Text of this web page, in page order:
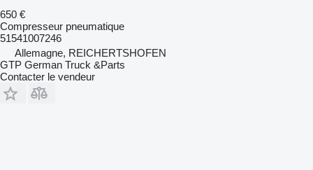
650 €
Compresseur pneumatique
51541007246
Allemagne, REICHERTSHOFEN
GTP German Truck &Parts
Contacter le vendeur